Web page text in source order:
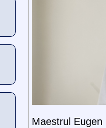
Maestrul